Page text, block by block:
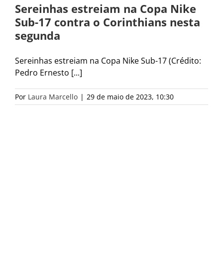
Sereinhas estreiam na Copa Nike
Sub-17 contra o Corinthians nesta
segunda
Sereinhas estreiam na Copa Nike Sub-17 (Crédito:
Pedro Ernesto [...]
Por Laura Marcello | 29 de maio de 2023, 10:30